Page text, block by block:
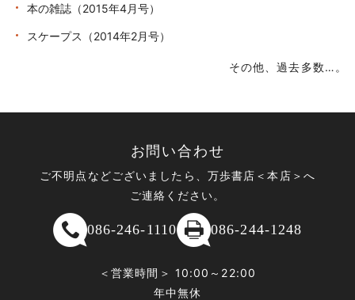
本の雑誌（2015年4月号）
スケープス（2014年2月号）
その他、過去多数…。
お問い合わせ
ご不明点などございましたら、万歩書店＜本店＞へ
ご連絡ください。
086-246-1110 086-244-1248
＜営業時間＞ 10:00～22:00
年中無休